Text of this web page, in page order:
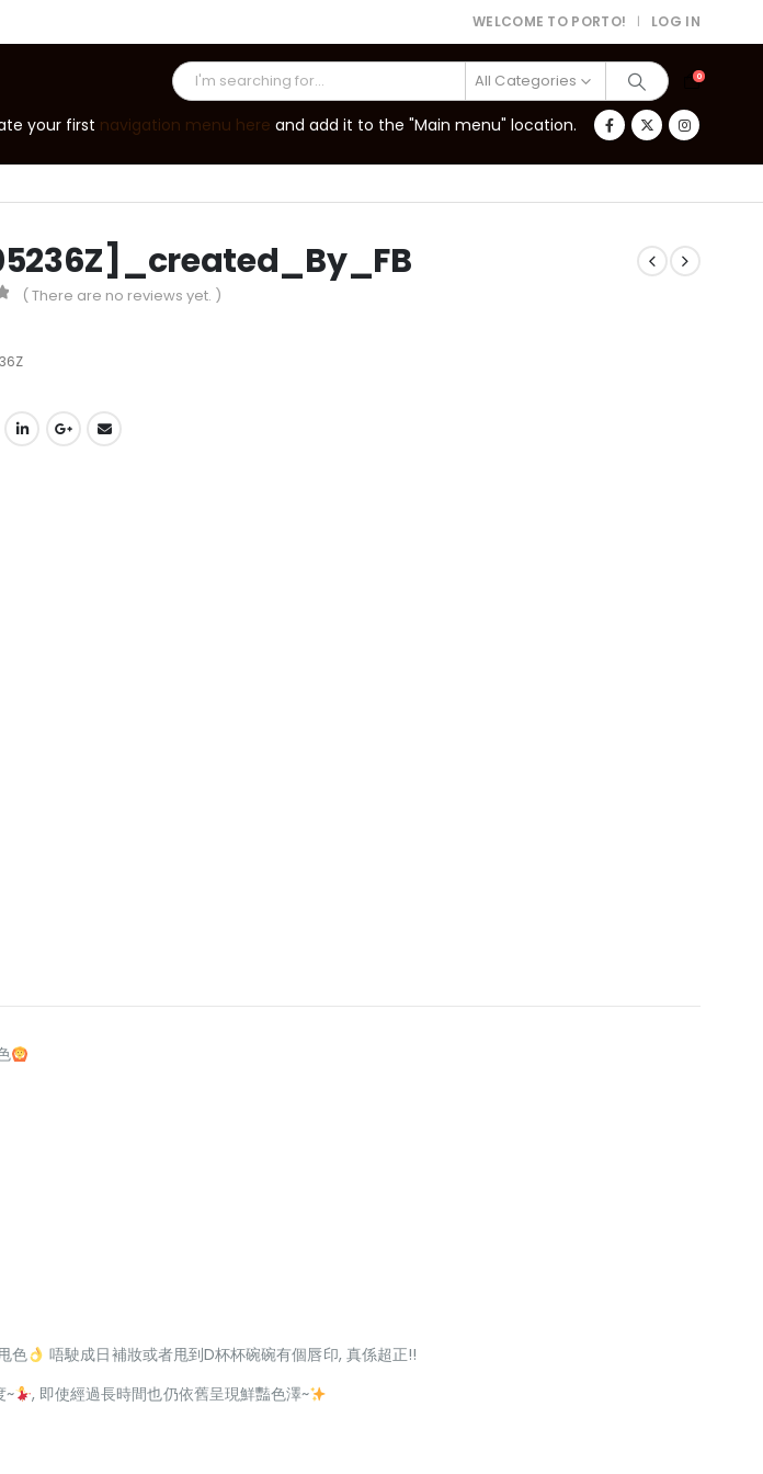
WELCOME TO PORTO! | LOG IN
All Categories 0
your first navigation menu here and add it to the "Main menu" location.
( There are no reviews yet. )
色
唔駛成日補妝或者甩到D杯杯碗碗有個唇印, 真係超正!!
~
, 即使經過長時間也仍依舊呈現鮮豔色澤~